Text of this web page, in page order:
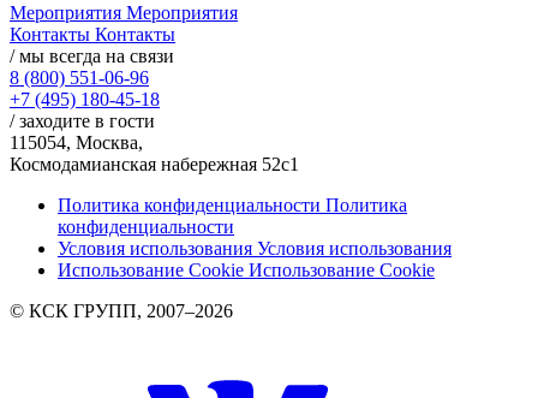
Мероприятия Мероприятия
Контакты Контакты
/ мы всегда на связи
8 (800) 551-06-96
+7 (495) 180-45-18
/ заходите в гости
115054, Москва,
Космодамианская набережная 52с1
Политика конфиденциальности Политика
конфиденциальности
Условия использования Условия использования
Использование Cookie Использование Cookie
© КСК ГРУПП, 2007–2026